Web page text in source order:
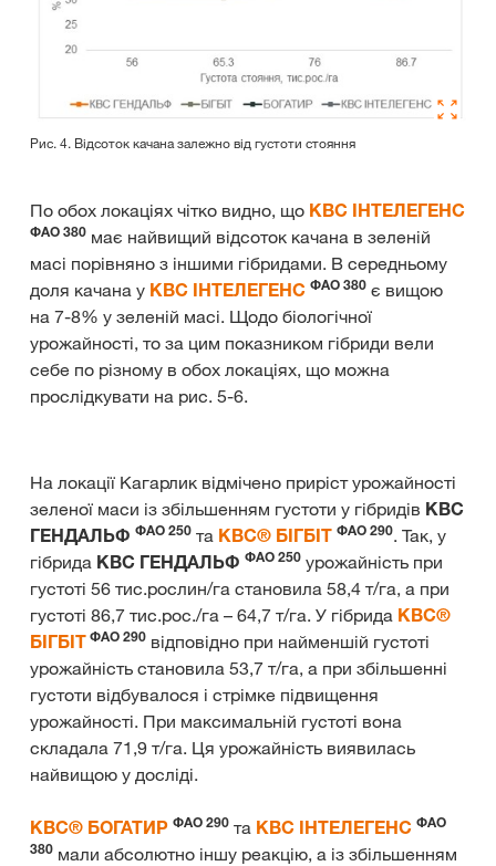
Рис. 4. Відсоток качана залежно від густоти стояння
По обох локаціях чітко видно, що КВС ІНТЕЛЕГЕНС
ФАО 380 має найвищий відсоток качана в зеленій
масі порівняно з іншими гібридами. В середньому
доля качана у КВС ІНТЕЛЕГЕНС ФАО 380 є вищою
на 7-8% у зеленій масі. Щодо біологічної
урожайності, то за цим показником гібриди вели
себе по різному в обох локаціях, що можна
прослідкувати на рис. 5-6.
На локації Кагарлик відмічено приріст урожайності
зеленої маси із збільшенням густоти у гібридів КВС
ГЕНДАЛЬФ ФАО 250 та КВС® БІГБІТ ФАО 290. Так, у
гібрида КВС ГЕНДАЛЬФ ФАО 250 урожайність при
густоті 56 тис.рослин/га становила 58,4 т/га, а при
густоті 86,7 тис.рос./га – 64,7 т/га. У гібрида КВС®
БІГБІТ ФАО 290 відповідно при найменшій густоті
урожайність становила 53,7 т/га, а при збільшенні
густоти відбувалося і стрімке підвищення
урожайності. При максимальній густоті вона
складала 71,9 т/га. Ця урожайність виявилась
найвищою у досліді.
КВС® БОГАТИР ФАО 290 та КВС ІНТЕЛЕГЕНС ФАО
380 мали абсолютно іншу реакцію, а із збільшенням